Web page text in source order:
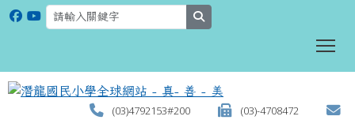
(03)4792153#200
(03)-4708472